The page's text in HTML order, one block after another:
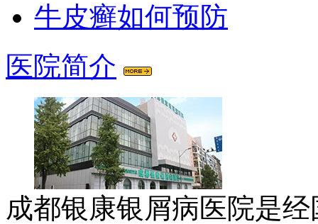
牛皮癣如何预防
医院简介
成都银康银屑病医院是